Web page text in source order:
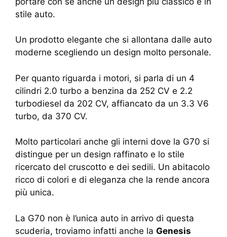
stile auto.
Un prodotto elegante che si allontana dalle auto
moderne scegliendo un design molto personale.
Per quanto riguarda i motori, si parla di un 4
cilindri 2.0 turbo a benzina da 252 CV e 2.2
turbodiesel da 202 CV, affiancato da un 3.3 V6
turbo, da 370 CV.
Molto particolari anche gli interni dove la G70 si
distingue per un design raffinato e lo stile
ricercato del cruscotto e dei sedili. Un abitacolo
ricco di colori e di eleganza che la rende ancora
più unica.
La G70 non è l’unica auto in arrivo di questa
scuderia, troviamo infatti anche la Genesis